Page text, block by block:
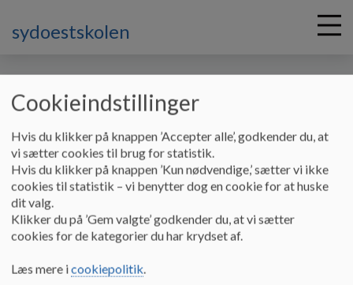
sydoestskolen
Værdigrundlag Værdier
Værdier
Værdier
Dokumenter
Cookieindstillinger
Hvis du klikker på knappen ’Accepter alle’, godkender du, at
vi sætter cookies til brug for statistik.
Hvis du klikker på knappen ’Kun nødvendige,’ sætter vi ikke
cookies til statistik – vi benytter dog en cookie for at huske
dit valg.
Klikker du på ’Gem valgte’ godkender du, at vi sætter
cookies for de kategorier du har krydset af.
Læs mere icookiepolitik.